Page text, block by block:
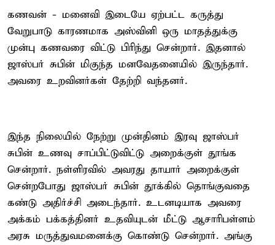
கணவன் - மனைவி இடையே ஏற்பட்ட கருத்து
வேறுபாடு காரணமாக அஸ்வினி ஒரு மாதத்துக்கு
முன்பு கணவரை விட்டு பிரிந்து சென்றார். இதனால்
ஜாஸ்பர் சுபின் மிகுந்த மனவேதனையில் இருந்தார்.
அவரை உறவினர்கள் தேற்றி வந்தனர்.
இந்த நிலையில் நேற்று முன்தினம் இரவு ஜாஸ்பர்
சுபின் உணவு சாப்பிட்டுவிட்டு அறைக்குள் தூங்க
சென்றார். நள்ளிரவில் அவரது தாயார் அறைக்குள்
சென்றபோது ஜாஸ்பர் சுபின் தூக்கில் தொங்குவதை
கண்டு அதிர்ச்சி அடைந்தார். உடனடியாக அவரை
அக்கம் பக்கத்தினர் உதவியுடன் மீட்டு ஆசாரிபள்ளம்
அரசு மருத்துவமனைக்கு கொண்டு சென்றார். அங்கு